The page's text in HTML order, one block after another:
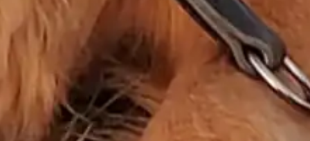
I’m still waiting at the door
Where your laughter lived before
Every night I whisper low
“Come back home, don’t let me go”
But silence is all I know